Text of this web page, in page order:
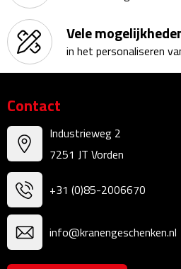
Agenda's & Kalenders
Agenda's
Beurs & Evenementen
Banners
Barmatten
Naambadges & naamkaarthouders
Stickers
Vele
in het personaliseren
Contact
Industrieweg 2
7251 JT Vorden
+31 (0)85-2006670
info@kranengeschenken.nl